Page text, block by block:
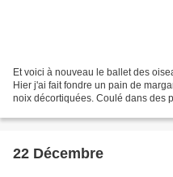
Et voici à nouveau le ballet des
Hier j'ai fait fondre un pain de
noix décortiquées. Coulé dans des
22 Décembre